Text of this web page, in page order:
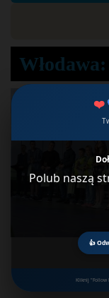
❤️
Polub naszą
👍
Kliknij "Follow